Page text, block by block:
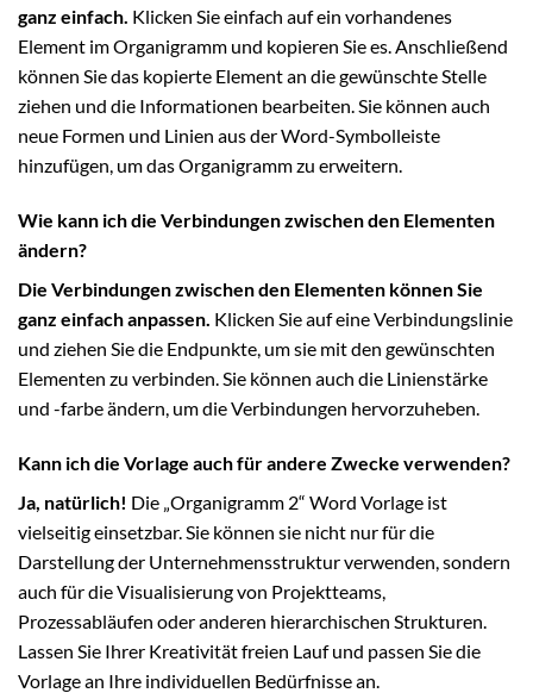
ganz einfach. Klicken Sie einfach auf ein vorhandenes
Element im Organigramm und kopieren Sie es. Anschließend
können Sie das kopierte Element an die gewünschte Stelle
ziehen und die Informationen bearbeiten. Sie können auch
neue Formen und Linien aus der Word-Symbolleiste
hinzufügen, um das Organigramm zu erweitern.
Wie kann ich die Verbindungen zwischen den Elementen
ändern?
Die Verbindungen zwischen den Elementen können Sie
ganz einfach anpassen. Klicken Sie auf eine Verbindungslinie
und ziehen Sie die Endpunkte, um sie mit den gewünschten
Elementen zu verbinden. Sie können auch die Linienstärke
und -farbe ändern, um die Verbindungen hervorzuheben.
Kann ich die Vorlage auch für andere Zwecke verwenden?
Ja, natürlich! Die „Organigramm 2“ Word Vorlage ist
vielseitig einsetzbar. Sie können sie nicht nur für die
Darstellung der Unternehmensstruktur verwenden, sondern
auch für die Visualisierung von Projektteams,
Prozessabläufen oder anderen hierarchischen Strukturen.
Lassen Sie Ihrer Kreativität freien Lauf und passen Sie die
Vorlage an Ihre individuellen Bedürfnisse an.